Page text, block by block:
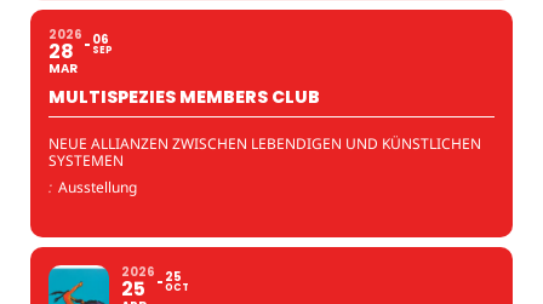
2026
28
MAR
06
SEP
MULTISPEZIES MEMBERS CLUB
NEUE ALLIANZEN ZWISCHEN LEBENDIGEN UND KÜNSTLICHEN
SYSTEMEN
: Ausstellung
2026
25 25
OCT